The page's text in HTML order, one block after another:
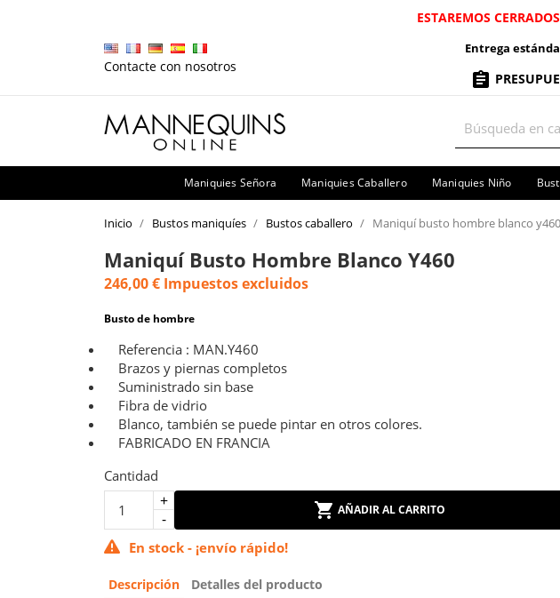
ESTAREMOS
Contacte con nosotros
Entrega
Maniquies Señora Maniquies Caballero Maniquies Niño
Inicio Bustos maniquíes Bustos caballero Maniquí busto hombre blanco y460
Maniquí Busto Hombre Blanco Y460
246,00 € Impuestos excluidos
Busto de hombre
Referencia : MAN.Y460
Brazos y piernas completos
Suministrado sin base
Fibra de vidrio
Blanco, también se puede pintar en otros colores.
FABRICADO EN FRANCIA
Cantidad
AÑADIR AL CARRITO
En stock - ¡envío rápido!
Descripción Detalles del producto